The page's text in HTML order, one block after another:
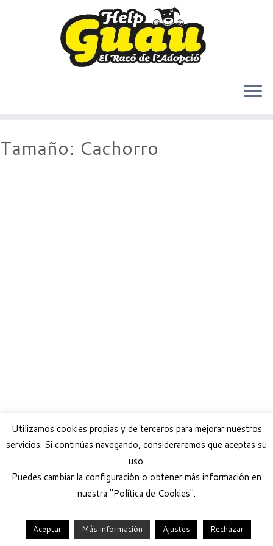
al
contenido
Tamaño: Cachorro
© 2026 Help Guau ·Funciona con · Diseñado con el Tema Customizr
Utilizamos cookies propias y de terceros para mejorar nuestros
servicios. Si continúas navegando, consideraremos que aceptas su
uso.
Puedes cambiar la configuración o obtener más información en
nuestra "Política de Cookies".
Aceptar Más información Ajustes Rechazar